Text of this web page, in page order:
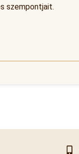
szempontjait.